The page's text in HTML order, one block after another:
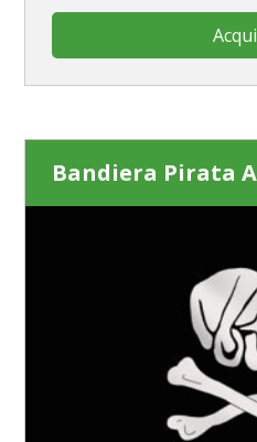
Bandiera Pirata